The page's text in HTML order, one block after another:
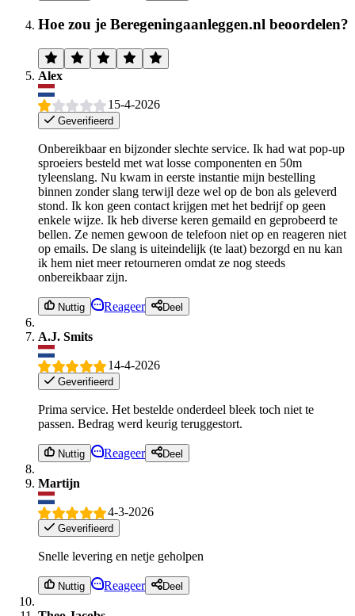
Hoe zou je Beregeningaanleggen.nl beoordelen?
Alex
15-4-2026
Geverifieerd
Onbereikbaar en bijzonder slechte service. Ik had wat pop-up
sproeiers besteld met wat losse componenten en 50m
tyleenslang. Nu kwam in eerste instantie mijn bestelling
binnen zonder slang terwijl deze wel op de bon als geleverd
stond. Ik kon geen contact krijgen met het bedrijf op geen
enkele wijze. Ik heb diverse keren gemaild en geprobeerd te
bellen. Ze nemen gewoon de telefoon niet op en reageren niet
op emails. De slang is uiteindelijk (te laat) bezorgd en nu kan
ik hem niet meer retourneren omdat ze nog steeds
onbereikbaar zijn.
Nuttig Reageer Deel
A.J. Smits
14-4-2026
Geverifieerd
Prima service. Het bestelde onderdeel bleek toch niet te
passen. Bedrag werd keurig teruggestort.
Nuttig Reageer Deel
Martijn
4-3-2026
Geverifieerd
Snelle levering en netje geholpen
Nuttig Reageer Deel